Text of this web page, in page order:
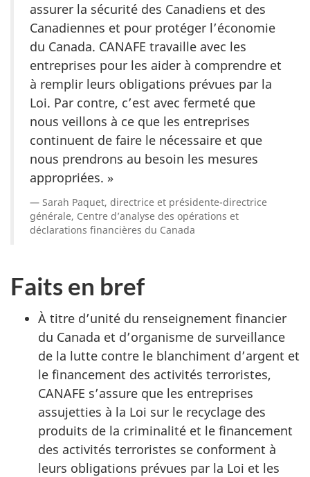
assurer la sécurité des Canadiens et des
Canadiennes et pour protéger l’économie
du Canada. CANAFE travaille avec les
entreprises pour les aider à comprendre et
à remplir leurs obligations prévues par la
Loi. Par contre, c’est avec fermeté que
nous veillons à ce que les entreprises
continuent de faire le nécessaire et que
nous prendrons au besoin les mesures
appropriées. »
Sarah Paquet, directrice et présidente-directrice
générale, Centre d’analyse des opérations et
déclarations financières du Canada
Faits en bref
À titre d’unité du renseignement financier
du Canada et d’organisme de surveillance
de la lutte contre le blanchiment d’argent et
le financement des activités terroristes,
CANAFE s’assure que les entreprises
assujetties à la Loi sur le recyclage des
produits de la criminalité et le financement
des activités terroristes se conforment à
leurs obligations prévues par la Loi et les